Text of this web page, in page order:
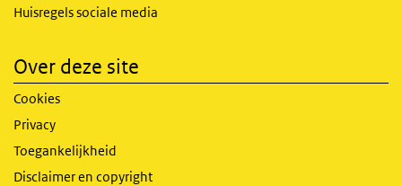
Huisregels sociale media
Over deze site
Cookies
Privacy
Toegankelijkheid
Disclaimer en copyright